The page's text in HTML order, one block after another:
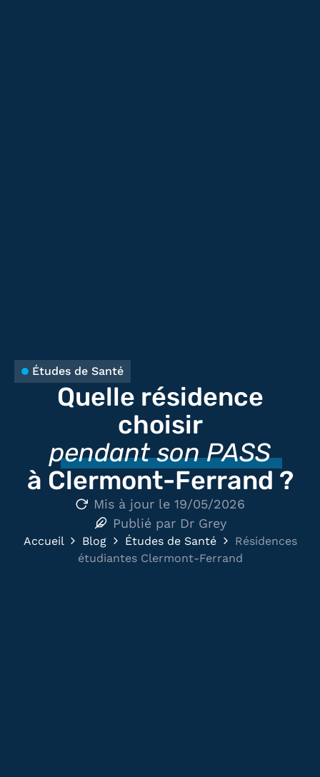
Études de Santé
Quelle résidence
choisir
pendant son PASS
à Clermont-Ferrand ?
Mis à jour le 19/05/2026
Publié parDr Grey
Accueil Blog Études de Santé
Résidences
étudiantes Clermont-Ferrand